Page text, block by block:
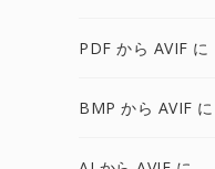
PDF から AVIF に
BMP から AVIF に